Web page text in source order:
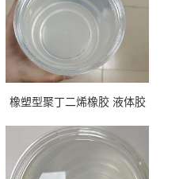
橡塑型聚丁二烯橡胶 液体胶
专用